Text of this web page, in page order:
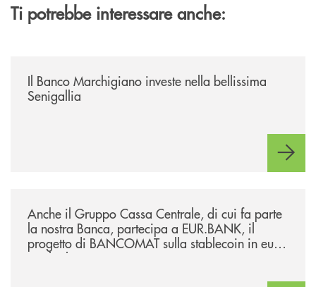
Ti potrebbe interessare anche:
Il Banco Marchigiano investe nella bellissima
Senigallia
Anche il Gruppo Cassa Centrale, di cui fa parte
la nostra Banca, partecipa a EUR.BANK, il
progetto di BANCOMAT sulla stablecoin in euro
e sul relativo ecosistema